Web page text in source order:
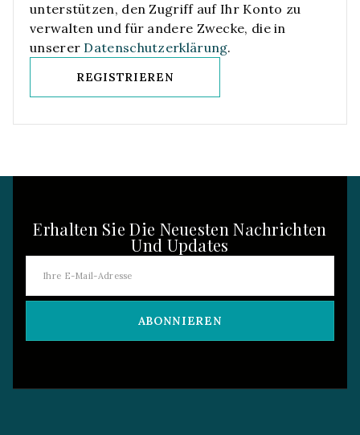
unterstützen, den Zugriff auf Ihr Konto zu
verwalten und für andere Zwecke, die in
unserer Datenschutzerklärung.
REGISTRIEREN
Erhalten Sie Die Neuesten Nachrichten
Und Updates